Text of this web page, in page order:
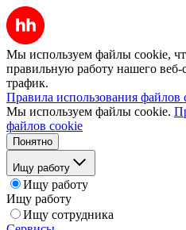
Мы используем файлы cookie,
правильную работу нашего веб-
трафик.
Правила использования файлов
Мы используем файлы cookie.
файлов cookie
Понятно
Ищу работу
Ищу работу
Ищу работу
Ищу сотрудника